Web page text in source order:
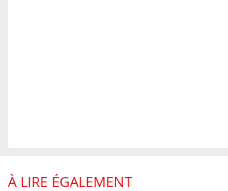
À LIRE ÉGALEMENT